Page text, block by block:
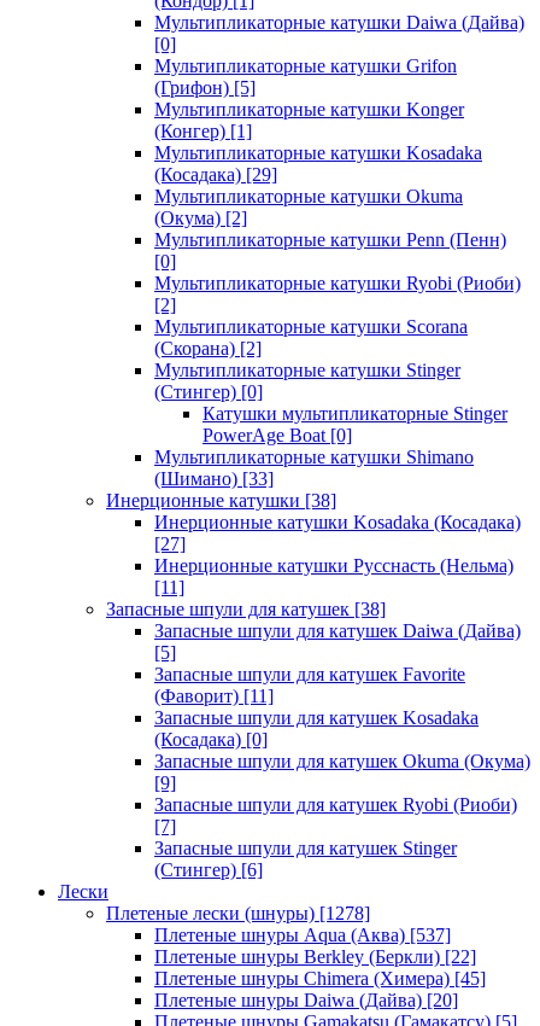
Мультипликаторные катушки Daiwa (Дайва)
[0]
Мультипликаторные катушки Grifon
(Грифон) [5]
Мультипликаторные катушки Konger
(Конгер) [1]
Мультипликаторные катушки Kosadaka
(Косадака) [29]
Мультипликаторные катушки Okuma
(Окума) [2]
Мультипликаторные катушки Penn (Пенн)
[0]
Мультипликаторные катушки Ryobi (Риоби)
[2]
Мультипликаторные катушки Scorana
(Скорана) [2]
Мультипликаторные катушки Stinger
(Стингер) [0]
Катушки мультипликаторные Stinger
PowerAge Boat [0]
Мультипликаторные катушки Shimano
(Шимано) [33]
Инерционные катушки [38]
Инерционные катушки Kosadaka (Косадака)
[27]
Инерционные катушки Русснасть (Нельма)
[11]
Запасные шпули для катушек [38]
Запасные шпули для катушек Daiwa (Дайва)
[5]
Запасные шпули для катушек Favorite
(Фаворит) [11]
Запасные шпули для катушек Kosadaka
(Косадака) [0]
Запасные шпули для катушек Okuma (Окума)
[9]
Запасные шпули для катушек Ryobi (Риоби)
[7]
Запасные шпули для катушек Stinger
(Стингер) [6]
Лески
Плетеные лески (шнуры) [1278]
Плетеные шнуры Aqua (Аква) [537]
Плетеные шнуры Berkley (Беркли) [22]
Плетеные шнуры Chimera (Химера) [45]
Плетеные шнуры Daiwa (Дайва) [20]